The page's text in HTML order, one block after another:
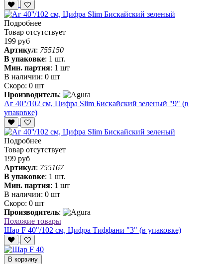
Подробнее
Товар отсутствует
199 руб
Артикул: 755150
В упаковке: 1 шт.
Мин. партия: 1 шт
В наличии: 0 шт
Скоро: 0 шт
Производитель:
Аг 40''/102 см, Цифра Slim Бискайский зеленый "9" (в
упаковке)
Подробнее
Товар отсутствует
199 руб
Артикул: 755167
В упаковке: 1 шт.
Мин. партия: 1 шт
В наличии: 0 шт
Скоро: 0 шт
Производитель:
Похожие товары
Шар F 40"/102 см, Цифра Тиффани "3" (в упаковке)
В корзину